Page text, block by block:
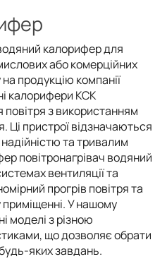
калорифер для
або комерційних
продукцію компанії
калорифери КСК
повітря з використанням
Ці пристрої відзначаються
та тривалим
повітронагрівач водяний
вентиляції та
прогрів повітря та
У нашому
моделі з різною
що дозволяє обрати
яких завдань.